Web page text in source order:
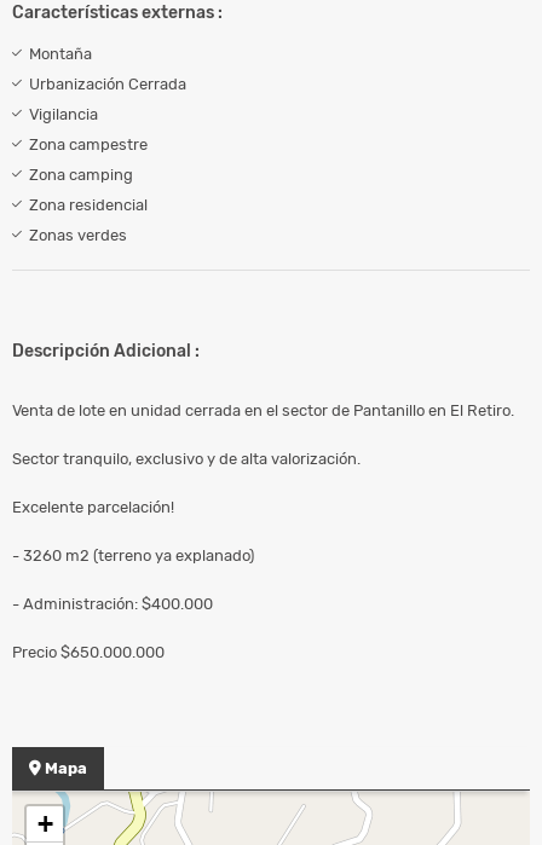
Características externas :
Montaña
Urbanización Cerrada
Vigilancia
Zona campestre
Zona camping
Zona residencial
Zonas verdes
Descripción Adicional :
Venta de lote en unidad cerrada en el sector de Pantanillo en El Retiro.
Sector tranquilo, exclusivo y de alta valorización.
Excelente parcelación!
- 3260 m2 (terreno ya explanado)
- Administración: $400.000
Precio $650.000.000
Mapa
+